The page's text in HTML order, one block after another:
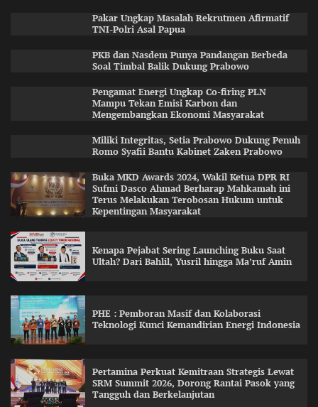
Pakar Ungkap Masalah Rekrutmen Afirmatif
TNI-Polri Asal Papua
PKB dan Nasdem Punya Pandangan Berbeda
Soal Timbal Balik Dukung Prabowo
Pengamat Energi Ungkap Co-firing PLN
Mampu Tekan Emisi Karbon dan
Mengembangkan Ekonomi Masyarakat
Miliki Integritas, Setia Prabowo Dukung Penuh
Romo Syafii Bantu Kabinet Zaken Prabowo
Buka MKD Awards 2024, Wakil Ketua DPR RI
Sufmi Dasco Ahmad Berharap Mahkamah ini
Terus Melakukan Terobosan Hukum untuk
Kepentingan Masyarakat
Kenapa Pejabat Sering Launching Buku Saat
Ultah? Dari Bahlil, Yusril hingga Ma’ruf Amin
PHE : Pemboran Masif dan Kolaborasi
Teknologi Kunci Kemandirian Energi Indonesia
Pertamina Perkuat Kemitraan Strategis Lewat
SRM Summit 2026, Dorong Rantai Pasok yang
Tangguh dan Berkelanjutan